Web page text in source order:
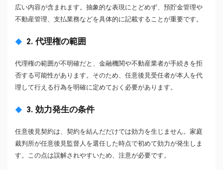
広い内容が含まれます。抽象的な表現にとどめず、預貯金管理や
不動産管理、支払業務などを具体的に記載することが重要です。
2. 代理権の範囲
代理権の範囲が不明確だと、金融機関や不動産業者が手続きを拒
否する可能性があります。そのため、任意後見受任者が本人を代
理して行える行為を明確に定めておく必要があります。
3. 効力発生の条件
任意後見契約は、契約を結んだだけでは効力を生じません。家庭
裁判所が任意後見監督人を選任した時点で初めて効力が発生しま
す。この点は誤解されやすいため、注意が必要です。